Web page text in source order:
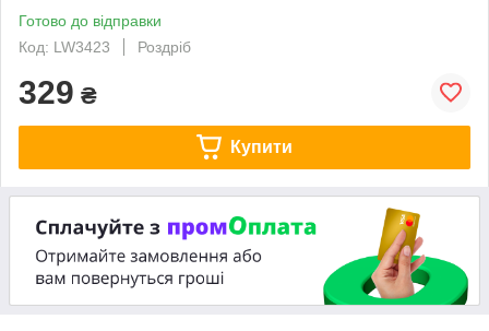
Готово до відправки
Код: LW3423
Роздріб
329 ₴
Купити